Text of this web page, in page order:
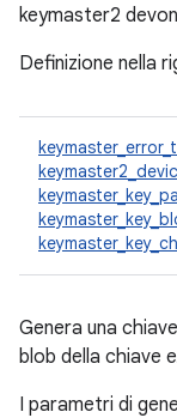
keymaster2
Definizione nella
keymaster_error_t
Genera una
blob della chiave
I parametri di